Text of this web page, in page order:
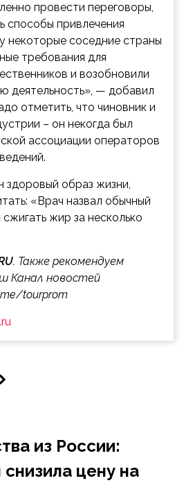
провести переговоры,
способы привлечения
некоторые соседние страны
требования для
и возобновили
деятельность», — добавил
отметить, что чиновник и
– он некогда был
ассоциации операторов
здоровый образ жизни,
«Врач назвал обычный
жир за несколько
. Также рекомендуем
Канал новостей
tourprom
из России:
цену на